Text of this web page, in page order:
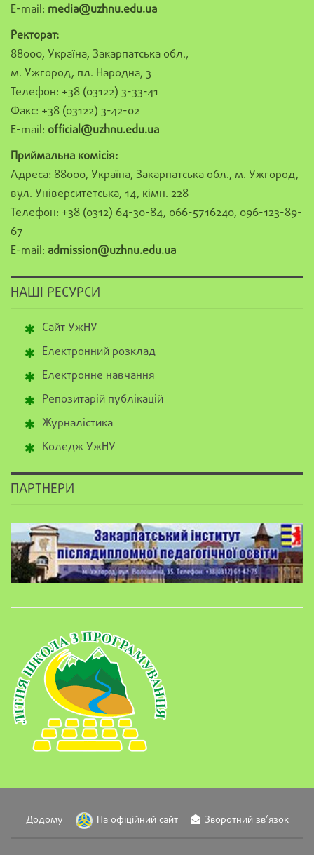
E-mail: media@uzhnu.edu.ua
Ректорат:
88000, Україна, Закарпатська обл.,
м. Ужгород, пл. Народна, 3
Телефон: +38 (03122) 3-33-41
Факс: +38 (03122) 3-42-02
E-mail: official@uzhnu.edu.ua
Приймальна комісія:
Адреса: 88000, Україна, Закарпатська обл., м. Ужгород,
вул. Університетська, 14, кімн. 228
Телефон: +38 (0312) 64-30-84, 066-5716240, 096-123-89-
67
E-mail: admission@uzhnu.edu.ua
НАШІ РЕСУРСИ
Сайт УжНУ
Електронний розклад
Електронне навчання
Репозитарій публікацій
Журналістика
Коледж УжНУ
ПАРТНЕРИ
Додому На офіційний сайт Зворотний зв’язок